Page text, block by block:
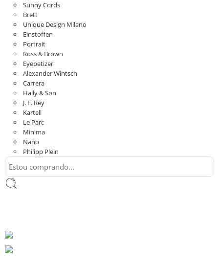
Sunny Cords
Brett
Unique Design Milano
Einstoffen
Portrait
Ross & Brown
Eyepetizer
Alexander Wintsch
Carrera
Hally & Son
J. F. Rey
Kartell
Le Parc
Minima
Nano
Philipp Plein